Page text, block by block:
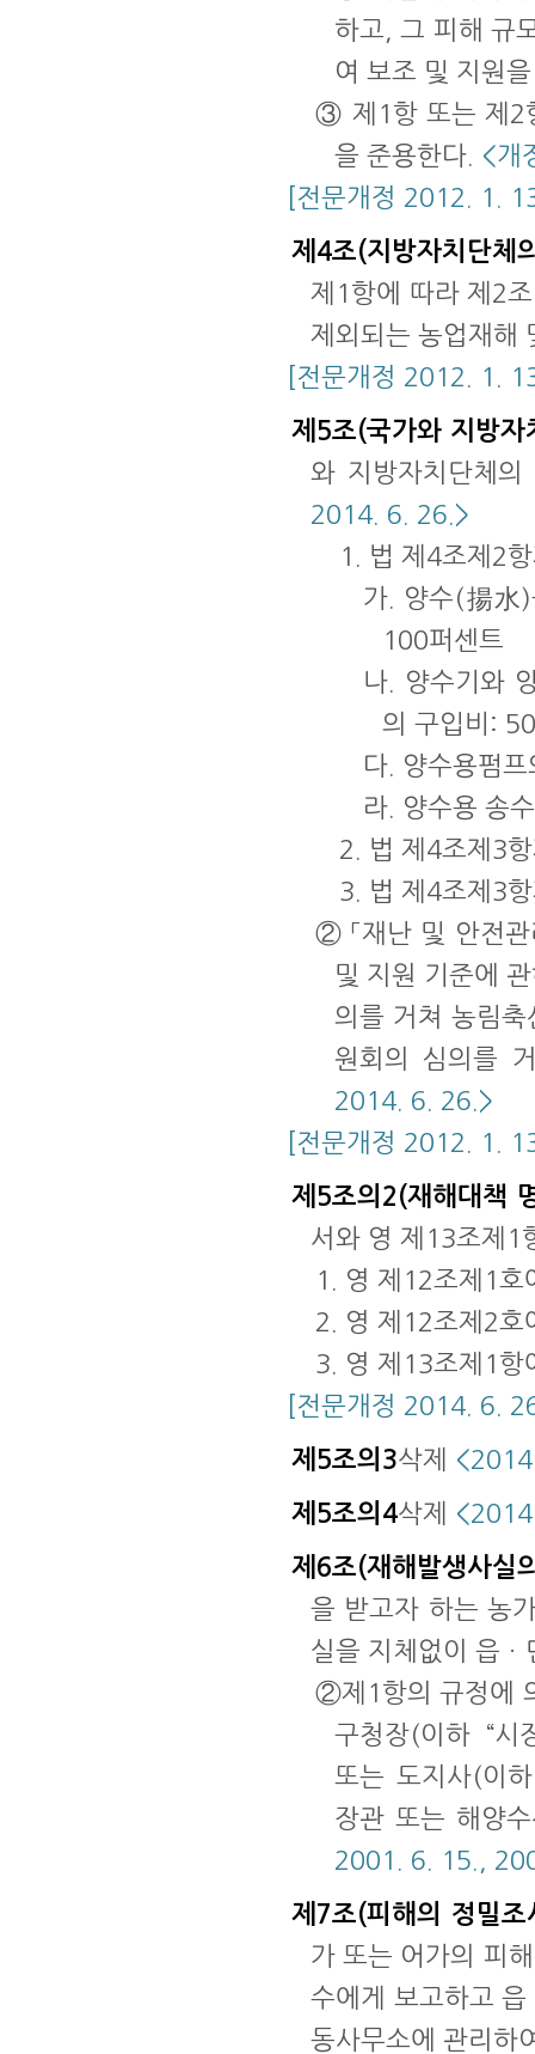
하고, 그 피해 규
여 보조 및 지원
③ 제1항 또는 제2
을 준용한다. <개
[전문개정 2012. 1.
제4조(지방자치단체
제1항에 따라 제2
제외되는 농업재해
[전문개정 2012. 1.
제5조(국가와 지방
와 지방자치단체
2014. 6. 26.>
1. 법 제4조제2
가. 양수(揚水
100퍼센트
나. 양수기와
의 구입비:
다. 양수용펌
라. 양수용 송
2. 법 제4조제3
3. 법 제4조제3
② 「재난 및 안전
및 지원 기준에
의를 거쳐 농림축
원회의 심의를
2014. 6. 26.>
[전문개정 2012. 1.
제5조의2(재해대책
서와 영 제13조제1
1. 영 제12조제1호
2. 영 제12조제2호
3. 영 제13조제1항
[전문개정 2014. 6.
제5조의3삭제
제5조의4삭제
제6조(재해발생사실
을 받고자 하는 농
실을 지체없이 읍
②제1항의 규정에
구청장(이하 “시
또는 도지사(이
장관 또는 해양
2001. 6. 15.,
제7조(피해의 정밀조
가 또는 어가의 피
수에게 보고하고
동사무소에 관리하